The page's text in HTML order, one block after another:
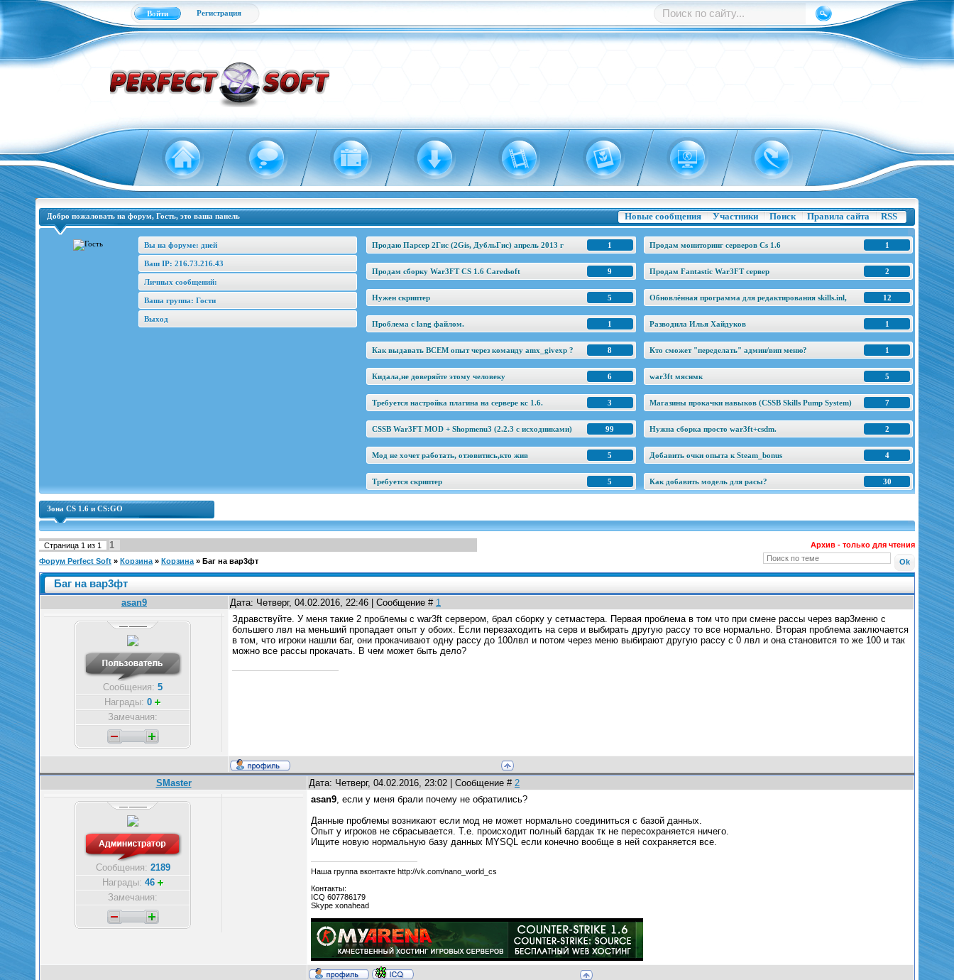
Войти Регистрация
Новые сообщения Участники Поиск Правила сайта RSS
Добро пожаловать на форум, Гость, это ваша панель
Вы на форуме: дней
Ваш IP: 216.73.216.43
Личных сообщений:
Ваша группа: Гости
Выход
1
Продаю Парсер 2Гис (2Gis, ДубльГис) апрель 2013 г 1
Продам мониторинг серверов Cs 1.6
9
Продам сборку War3FT CS 1.6 Caredsoft 2
Продам Fantastic War3FT сервер
5
Нужен скриптер 12
Обновлённая программа для редактирования skills.inl,
1
Проблема с lang файлом. 1
Разводила Илья Хайдуков
8
Как выдавать ВСЕМ опыт через команду amx_givexp ? 1
Кто сможет "переделать" админ/вип меню?
6
Кидала,не доверяйте этому человеку 5
war3ft мяснмк
3
Требуется настройка плагина на сервере кс 1.6. 7
Магазины прокачки навыков (CSSB Skills Pump System)
99
CSSB War3FT MOD + Shopmenu3 (2.2.3 c исходниками) 2
Нужна сборка просто war3ft+csdm.
5
Мод не хочет работать, отзовитись,кто жив 4
Добавить очки опыта к Steam_bonus
5
Требуется скриптер 30
Как добавить модель для расы?
Зона CS 1.6 и CS:GO
Страница 1 из 1 1
Архив - только для чтения
Форум Perfect Soft » Корзина » Корзина » Баг на вар3фт
Баг на вар3фт
asan9 Дата: Четверг, 04.02.2016, 22:46 | Сообщение # 1
Сообщения: 5
Награды: 0
Замечания:
Здравствуйте. У меня такие 2 проблемы с war3ft сервером, брал сборку у сетмастера. Первая проблема в том что при смене рассы через вар3меню с
большего лвл на меньший пропадает опыт у обоих. Если перезаходить на серв и выбирать другую рассу то все нормально. Вторая проблема заключается
в том, что игроки нашли баг, они прокачивают одну рассу до 100лвл и потом через меню выбирают другую рассу с 0 лвл и она становится то же 100 и так
можно все рассы прокачать. В чем может быть дело?
SMaster Дата: Четверг, 04.02.2016, 23:02 | Сообщение # 2
Сообщения: 2189
Награды: 46
Замечания:
asan9, если у меня брали почему не обратились?
Данные проблемы возникают если мод не может нормально соединиться с базой данных.
Опыт у игроков не сбрасывается. Т.е. происходит полный бардак тк не пересохраняется ничего.
Ищите новую нормальную базу данных MYSQL если конечно вообще в ней сохраняется все.
Наша группа вконтакте http://vk.com/nano_world_cs
Контакты:
ICQ 607786179
Skype xonahead